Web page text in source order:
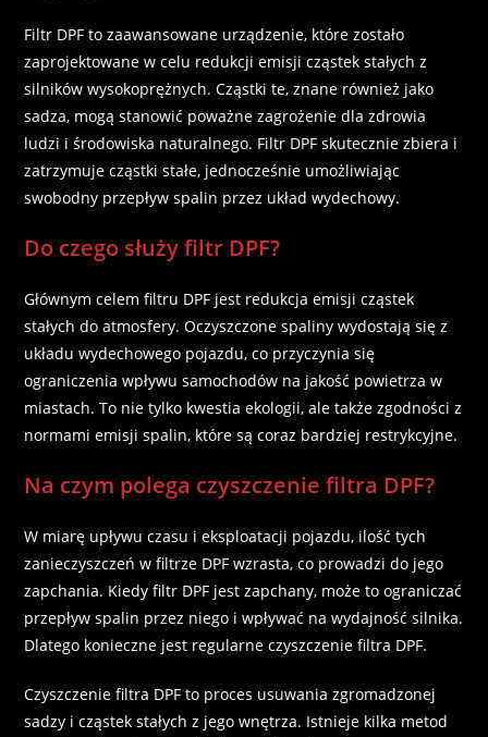
Filtr DPF to zaawansowane urządzenie, które zostało
zaprojektowane w celu redukcji emisji cząstek stałych z
silników wysokoprężnych. Cząstki te, znane również jako
sadza, mogą stanowić poważne zagrożenie dla zdrowia
ludzi i środowiska naturalnego. Filtr DPF skutecznie zbiera i
zatrzymuje cząstki stałe, jednocześnie umożliwiając
swobodny przepływ spalin przez układ wydechowy.
Do czego służy filtr DPF?
Głównym celem filtru DPF jest redukcja emisji cząstek
stałych do atmosfery. Oczyszczone spaliny wydostają się z
układu wydechowego pojazdu, co przyczynia się
ograniczenia wpływu samochodów na jakość powietrza w
miastach. To nie tylko kwestia ekologii, ale także zgodności z
normami emisji spalin, które są coraz bardziej restrykcyjne.
Na czym polega czyszczenie filtra DPF?
W miarę upływu czasu i eksploatacji pojazdu, ilość tych
zanieczyszczeń w filtrze DPF wzrasta, co prowadzi do jego
zapchania. Kiedy filtr DPF jest zapchany, może to ograniczać
przepływ spalin przez niego i wpływać na wydajność silnika.
Dlatego konieczne jest regularne czyszczenie filtra DPF.
Czyszczenie filtra DPF to proces usuwania zgromadzonej
sadzy i cząstek stałych z jego wnętrza. Istnieje kilka metod